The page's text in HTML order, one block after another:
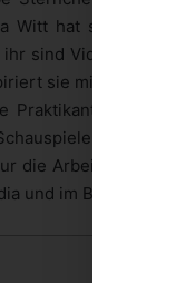
Witt hat sich längst
sind Videos aus
sie mich zu
Praktikantin in der
die Arbeit für
und im Bereich der